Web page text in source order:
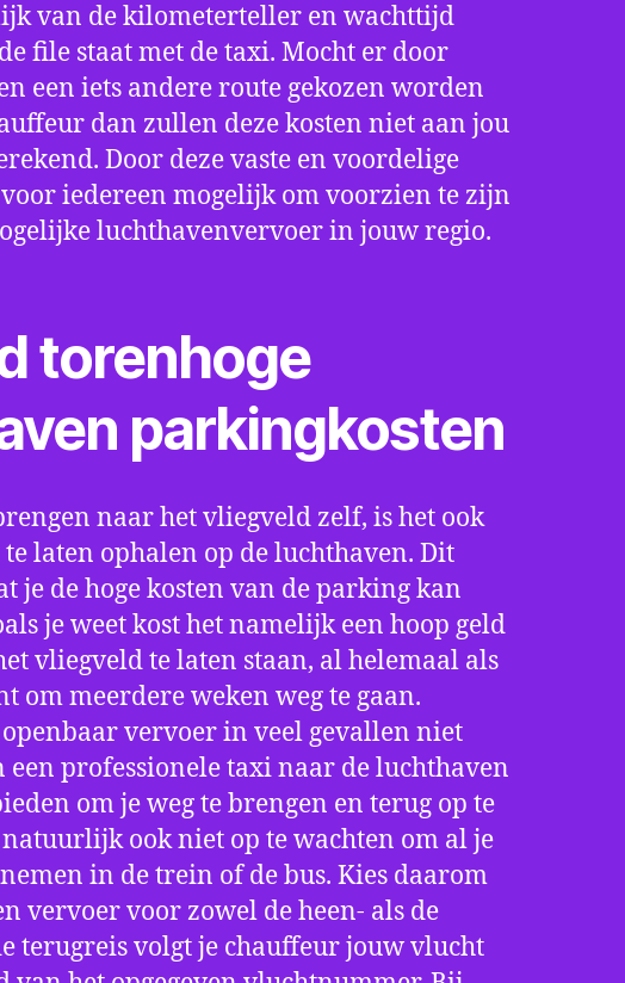
van de kilometerteller en wachttijd
file staat met de taxi. Mocht er door
een iets andere route gekozen worden
dan zullen deze kosten niet aan jou
Door deze vaste en voordelige
iedereen mogelijk om voorzien te zijn
luchthavenvervoer in jouw regio.
torenhoge
parkingkosten
naar het vliegveld zelf, is het ook
laten ophalen op de luchthaven. Dit
je de hoge kosten van de parking kan
je weet kost het namelijk een hoop geld
vliegveld te laten staan, al helemaal als
om meerdere weken weg te gaan.
vervoer in veel gevallen niet
een professionele taxi naar de luchthaven
om je weg te brengen en terug op te
ook niet op te wachten om al je
in de trein of de bus. Kies daarom
vervoer voor zowel de heen- als de
terugreis volgt je chauffeur jouw vlucht